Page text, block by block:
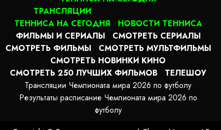
ТРАНСЛЯЦИИ
ТЕННИСА НА СЕГОДНЯ
НОВОСТИ ТЕННИСА
ФИЛЬМЫ И СЕРИАЛЫ
СМОТРЕТЬ СЕРИАЛЫ
СМОТРЕТЬ ФИЛЬМЫ
СМОТРЕТЬ МУЛЬТФИЛЬМЫ
СМОТРЕТЬ НОВИНКИ КИНО
СМОТРЕТЬ 250 ЛУЧШИХ ФИЛЬМОВ
ТЕЛЕШОУ
Трансляции Чемпионата мира 2026 по футболу
Результаты расписание Чемпионата мира 2026 по
футболу